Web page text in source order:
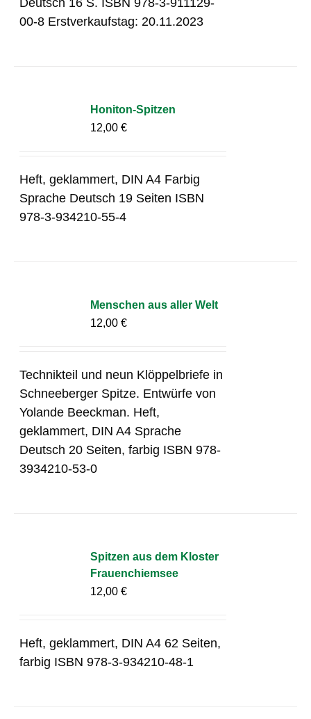
00-8 Erstverkaufstag: 20.11.2023
Honiton-Spitzen
12,00€
Heft, geklammert, DIN A4 Farbig
Sprache Deutsch 19 Seiten ISBN
978-3-934210-55-4
Menschen aus aller Welt
12,00€
Technikteil und neun Klöppelbriefe in
Schneeberger Spitze. Entwürfe von
Yolande Beeckman. Heft,
geklammert, DIN A4 Sprache
Deutsch 20 Seiten, farbig ISBN 978-
3934210-53-0
Spitzen aus dem Kloster
Frauenchiemsee
12,00€
Heft, geklammert, DIN A4 62 Seiten,
farbig ISBN 978-3-934210-48-1